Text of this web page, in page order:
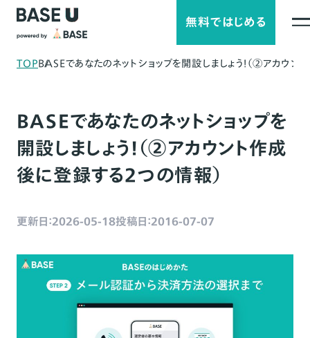
無料ではじめる
TOPBASEであなたのネットショップを開設しましょう！（②アカウ
BASEであなたのネットショップを
開設しましょう！（②アカウント作成
後に登録する2つの情報）
更新日：2026-05-18投稿日：2016-07-07